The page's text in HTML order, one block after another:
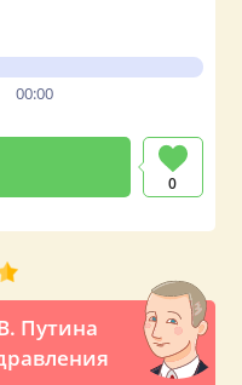
00:00
0
Путина